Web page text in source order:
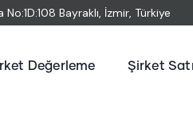
No:1D:108 Bayraklı, İzmir, Türkiye
Değerleme Şirket